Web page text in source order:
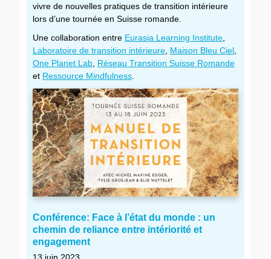
vivre de nouvelles pratiques de transition intérieure
lors d’une tournée en Suisse romande.
Une collaboration entre Eurasia Learning Institute
Laboratoire de transition intérieure Maison Bleu Ciel
One Planet Lab Réseau Transition Suisse Romande
et Ressource Mindfulness
Conférence: Face à l’état du monde : un
chemin de reliance entre intériorité et
engagement